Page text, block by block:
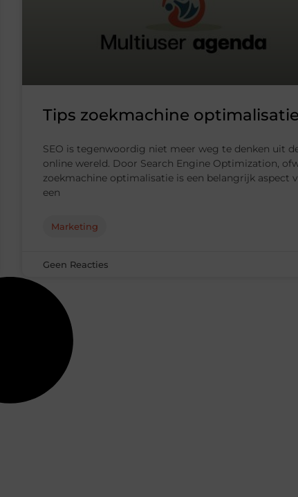
Tips zoekmachine optimalisatie
SEO is tegenwoordig niet meer weg te denken uit
online wereld. Door Search Engine Optimization,
zoekmachine optimalisatie is een belangrijk aspect
een
Marketing
Geen Reacties